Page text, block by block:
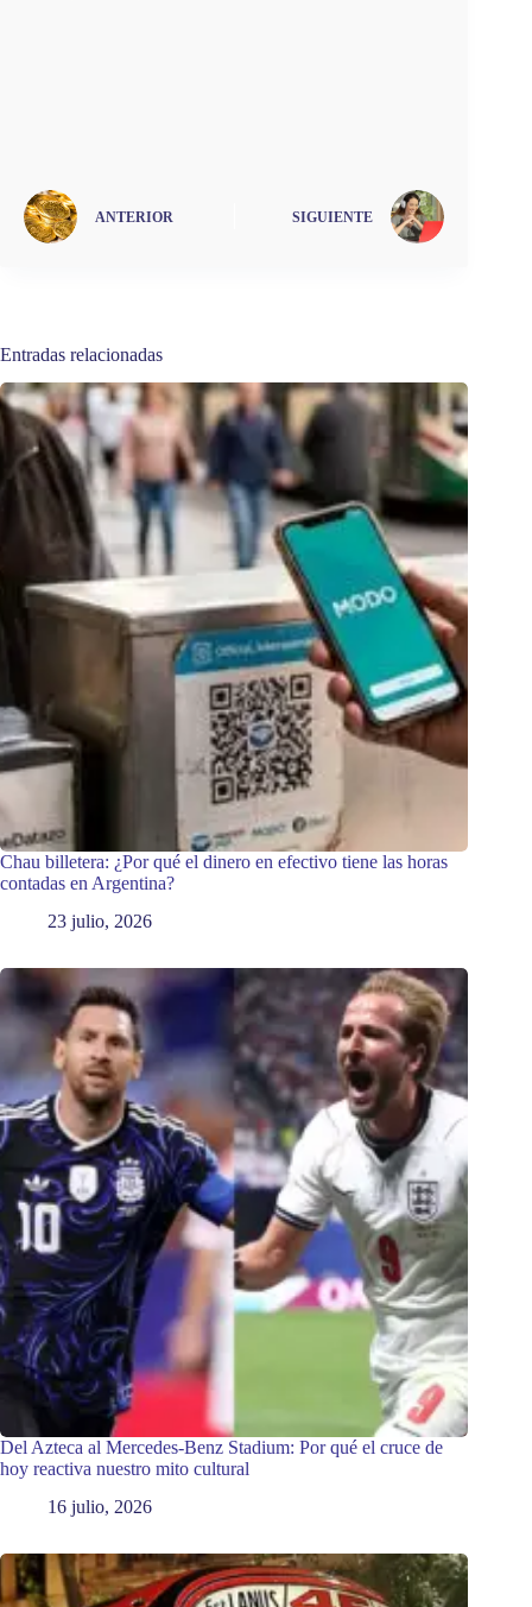
ANTERIOR SIGUIENTE
Entradas relacionadas
Chau billetera: ¿Por qué el dinero en efectivo tiene las horas
contadas en Argentina?
23 julio, 2026
Del Azteca al Mercedes-Benz Stadium: Por qué el cruce de
hoy reactiva nuestro mito cultural
16 julio, 2026